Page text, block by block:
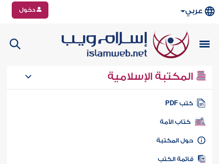
عربي دخول
المكتبة الإسلامية
كتب PDF
كتاب الأمة
المكتبة